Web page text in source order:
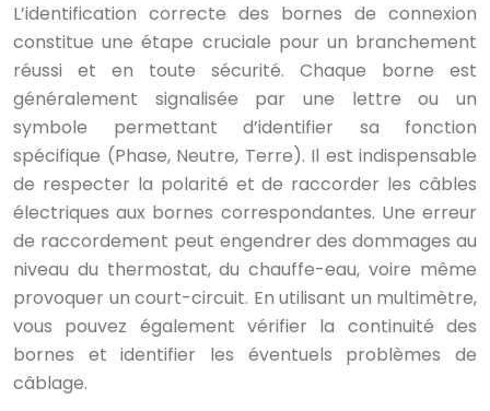
L’identification correcte des bornes de connexion
constitue une étape cruciale pour un branchement
réussi et en toute sécurité. Chaque borne est
généralement signalisée par une lettre ou un
symbole permettant d’identifier sa fonction
spécifique (Phase, Neutre, Terre). Il est indispensable
de respecter la polarité et de raccorder les câbles
électriques aux bornes correspondantes. Une erreur
de raccordement peut engendrer des dommages au
niveau du thermostat, du chauffe-eau, voire même
provoquer un court-circuit. En utilisant un multimètre,
vous pouvez également vérifier la continuité des
bornes et identifier les éventuels problèmes de
câblage.